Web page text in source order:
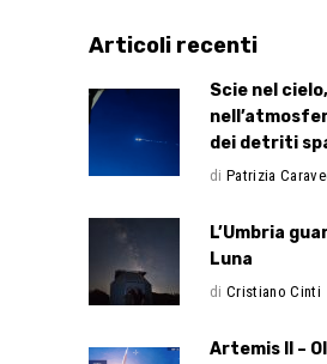
Articoli recenti
Scie nel
dei detriti
di Patrizia
L’Umbria
Luna
di Cristiano Cinti
Artemis II –